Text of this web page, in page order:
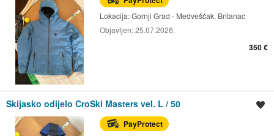
Lokacija:Gornji Grad - Medveščak, Britanac
Objavljen:25.07.2026.
350 €
Skijasko odijelo CroSki Masters vel. L / 50
PayProtect